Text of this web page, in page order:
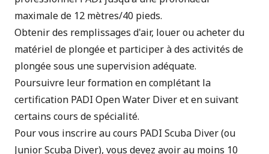
maximale de 12 mètres/40 pieds.
Obtenir des remplissages d'air, louer ou acheter du
matériel de plongée et participer à des activités de
plongée sous une supervision adéquate.
Poursuivre leur formation en complétant la
certification PADI Open Water Diver et en suivant
certains cours de spécialité.
Pour vous inscrire au cours PADI Scuba Diver (ou
Junior Scuba Diver), vous devez avoir au moins 10